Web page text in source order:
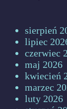
sierpień
lipiec
czerwiec
maj 2026
kwiecień
marzec
luty 2026